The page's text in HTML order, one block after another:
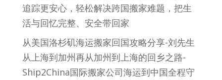
追踪更安心，轻松解决跨国搬家难题，把生
活与回忆完整、安全带回家
从美国洛杉矶海运搬家回国攻略分享-刘先生
从上海到加州再从加州到上海的回乡之路-
Ship2China国际搬家公司海运到中国全程守